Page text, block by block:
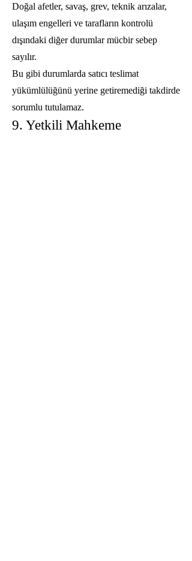
Doğal afetler, savaş, grev, teknik arızalar,
ulaşım engelleri ve tarafların kontrolü
dışındaki diğer durumlar mücbir sebep
sayılır.
Bu gibi durumlarda satıcı teslimat
yükümlülüğünü yerine getiremediği takdirde
sorumlu tutulamaz.
9. Yetkili Mahkeme